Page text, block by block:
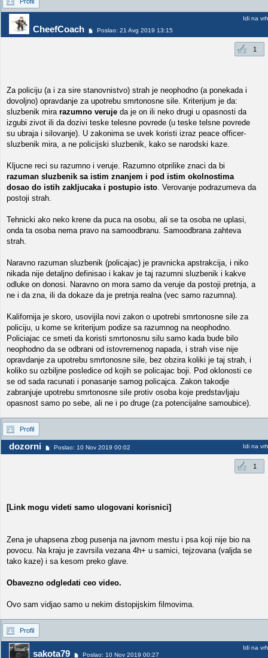
CheefCoach Poslao: 21 Avg 2019 13:15
Idi na vrh
1
Za policiju (a i za sire stanovnistvo) strah je neophodno (a ponekada i
dovoljno) opravdanje za upotrebu smrtonosne sile. Kriterijum je da:
sluzbenik mira razumno veruje da je on ili neko drugi u opasnosti da
izgubi zivot ili da dozivi teske telesne povrede (u teske telsne povrede
su ubraja i silovanje). U zakonima se uvek koristi izraz peace officer-
sluzbenik mira, a ne policijski sluzbenik, kako se narodski kaze.
Kljucne reci su razumno i veruje. Razumno otprilike znaci da bi
razuman sluzbenik sa istim znanjem i pod istim okolnostima
dosao do istih zakljucaka i postupio isto. Verovanje podrazumeva da
postoji strah.
Tehnicki ako neko krene da puca na osobu, ali se ta osoba ne uplasi,
onda ta osoba nema pravo na samoodbranu. Samoodbrana zahteva
strah.
Naravno razuman sluzbenik (policajac) je pravnicka apstrakcija, i niko
nikada nije detaljno definisao i kakav je taj razumni sluzbenik i kakve
odluke on donosi. Naravno on mora samo da veruje da postoji pretnja, a
ne i da zna, ili da dokaze da je pretnja realna (vec samo razumna).
Kalifornija je skoro, usovijila novi zakon o upotrebi smrtonosne sile za
policiju, u kome se kriterijum podize sa razumnog na neophodno.
Policiajac ce smeti da koristi smrtonosnu silu samo kada bude bilo
neophodno da se odbrani od istovremenog napada, i strah vise nije
opravdanje za upotrebu smrtonosne sile, bez obzira koliki je taj strah, i
koliko su ozbiljne posledice od kojih se policajac boji. Pod oklonosti ce
se od sada racunati i ponasanje samog policajca. Zakon takodje
zabranjuje upotrebu smrtonosne sile protiv osoba koje predstavljaju
opasnost samo po sebe, ali ne i po druge (za potencijalne samoubice).
Profil
dozorni Poslao: 10 Nov 2019 00:02 Idi na vrh
1
[Link mogu videti samo ulogovani korisnici]
Zena je uhapsena zbog pusenja na javnom mestu i psa koji nije bio na
povocu. Na kraju je zavrsila vezana 4h+ u samici, tejzovana (valjda se
tako kaze) i sa kesom preko glave.
Obavezno odgledati ceo video.
Ovo sam vidjao samo u nekim distopijskim filmovima.
Profil
sakota79 Poslao: 10 Nov 2019 00:27
Idi na vrh